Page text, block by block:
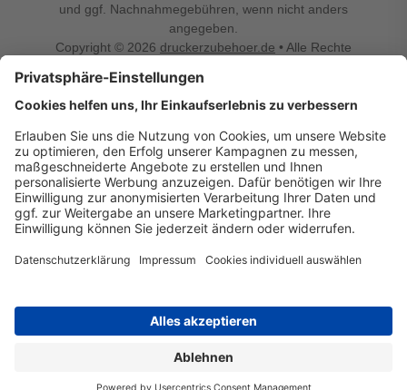
und ggf. Nachnahmegebühren, wenn nicht anders
angegeben.
Copyright © 2026 druckerzubehoer.de • Alle Rechte
Vertrag widerrufen
Druckerzubehoer.de – preiswerte Qualität für Ihr Office
Sie sind auf der Suche nach dem passenden Druckerzubehör
oder Zubehör für das Büro, den Computer oder Ihr
Smartphone? Dann sind Sie bei Druckerzubehoer.de genau
richtig! Unser breites Sortiment bietet unter anderem Tinte
und Toner für alle gängigen Druckermodelle – großer sowie
kleiner Hersteller. Zugleich sind wir Ihr Online Fachhandel für
einrichten, die Werkstatt ausstatten oder den Alltag mit
was Ihren Arbeitsplatz noch komfortabler macht, finden Sie
bei uns auch Bastelspaß, Schulbedarf, Beleuchtung,
für die ganze Familie. Entdecken Sie günstige Angebote und